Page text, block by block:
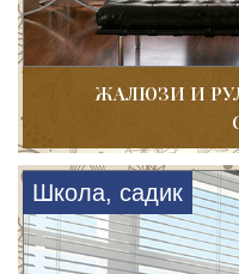
ЖАЛЮЗИ И
Школа, садик